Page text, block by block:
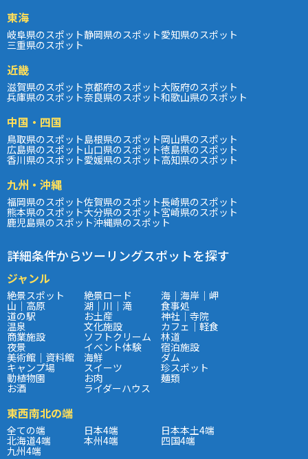
東海
岐阜県のスポット静岡県のスポット愛知県のスポット
三重県のスポット
近畿
滋賀県のスポット京都府のスポット大阪府のスポット
兵庫県のスポット奈良県のスポット和歌山県のスポット
中国・四国
鳥取県のスポット島根県のスポット岡山県のスポット
広島県のスポット山口県のスポット徳島県のスポット
香川県のスポット愛媛県のスポット高知県のスポット
九州・沖縄
福岡県のスポット佐賀県のスポット長崎県のスポット
熊本県のスポット大分県のスポット宮崎県のスポット
鹿児島県のスポット沖縄県のスポット
詳細条件からツーリングスポットを探す
ジャンル
絶景スポット 絶景ロード 海｜海岸｜岬
山｜高原 湖｜川｜滝 食事処
道の駅 お土産 神社｜寺院
温泉 文化施設 カフェ｜軽食
商業施設 ソフトクリーム 林道
夜景 イベント体験 宿泊施設
美術館｜資料館 海鮮 ダム
キャンプ場 スイーツ 珍スポット
動植物園 お肉 麺類
お酒 ライダーハウス
東西南北の端
全ての端 日本4端 日本本土4端
北海道4端 本州4端 四国4端
九州4端